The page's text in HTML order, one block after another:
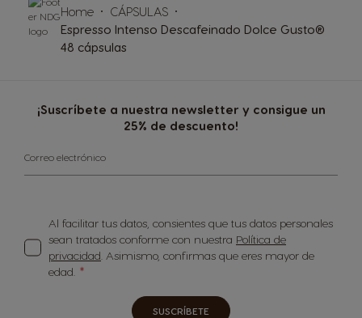
¡Suscríbete a nuestra newsletter y consigue un
25% de descuento!
Correo electrónico
Al facilitar tus datos, consientes que tus datos personales
sean tratados conforme con nuestra Política de
privacidad. Asimismo, confirmas que eres mayor de
edad.
SUSCRÍBETE
Home
CÁPSULAS
Espresso Intenso Descafeinado Dolce Gusto®
48 cápsulas